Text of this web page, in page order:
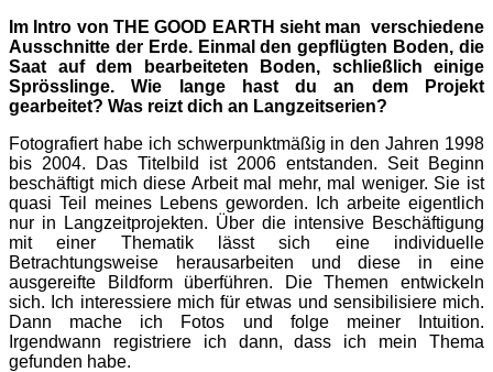
Im Intro von THE GOOD EARTH sieht man verschiedene
Ausschnitte der Erde. Einmal den gepflügten Boden, die
Saat auf dem bearbeiteten Boden, schließlich einige
Sprösslinge. Wie lange hast du an dem Projekt
gearbeitet? Was reizt dich an Langzeitserien?
Fotografiert habe ich schwerpunktmäßig in den Jahren 1998
bis 2004. Das Titelbild ist 2006 entstanden. Seit Beginn
beschäftigt mich diese Arbeit mal mehr, mal weniger. Sie ist
quasi Teil meines Lebens geworden. Ich arbeite eigentlich
nur in Langzeitprojekten. Über die intensive Beschäftigung
mit einer Thematik lässt sich eine individuelle
Betrachtungsweise herausarbeiten und diese in eine
ausgereifte Bildform überführen. Die Themen entwickeln
sich. Ich interessiere mich für etwas und sensibilisiere mich.
Dann mache ich Fotos und folge meiner Intuition.
Irgendwann registriere ich dann, dass ich mein Thema
gefunden habe.